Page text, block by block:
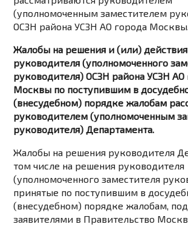
(уполномоченным заместителем
ОСЗН района УСЗН АО города Москвы.
Жалобы на решения и (или)
руководителя (уполномоченного
руководителя) ОСЗН района УСЗН АО
Москвы по поступившим в
(внесудебном) порядке жалобам
руководителем (уполномоченным
руководителя) Департамента.
Жалобы на решения руководителя
том числе на решения руководителя
(уполномоченного заместителя
принятые по поступившим в
(внесудебном) порядке жалобам,
заявителями в Правительство